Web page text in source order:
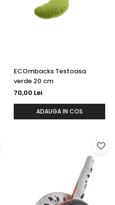
ECOmbacks Testoasa
verde 20 cm
70,00 Lei
ADAUGA IN COS